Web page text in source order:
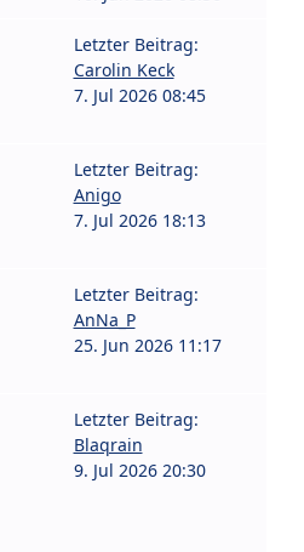
Letzter Beitrag:
Carolin Keck
7. Jul 2026 08:45
Letzter Beitrag:
Anigo
7. Jul 2026 18:13
Letzter Beitrag:
AnNa_P
25. Jun 2026 11:17
Letzter Beitrag:
Blaqrain
9. Jul 2026 20:30